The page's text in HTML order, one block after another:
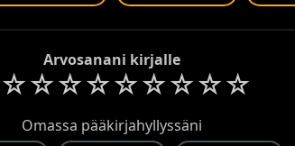
Arvosanani kirjalle
☆☆☆☆☆☆☆☆☆
Omassa pääkirjahyllyssäni